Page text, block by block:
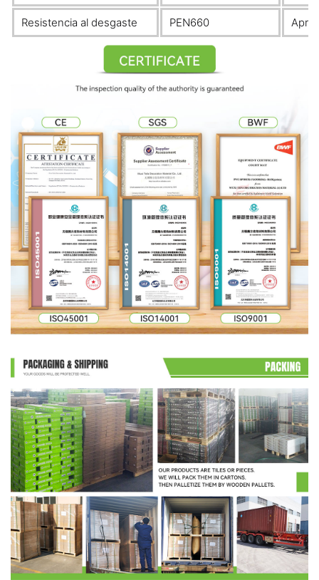
Resistencia al desgaste PEN660